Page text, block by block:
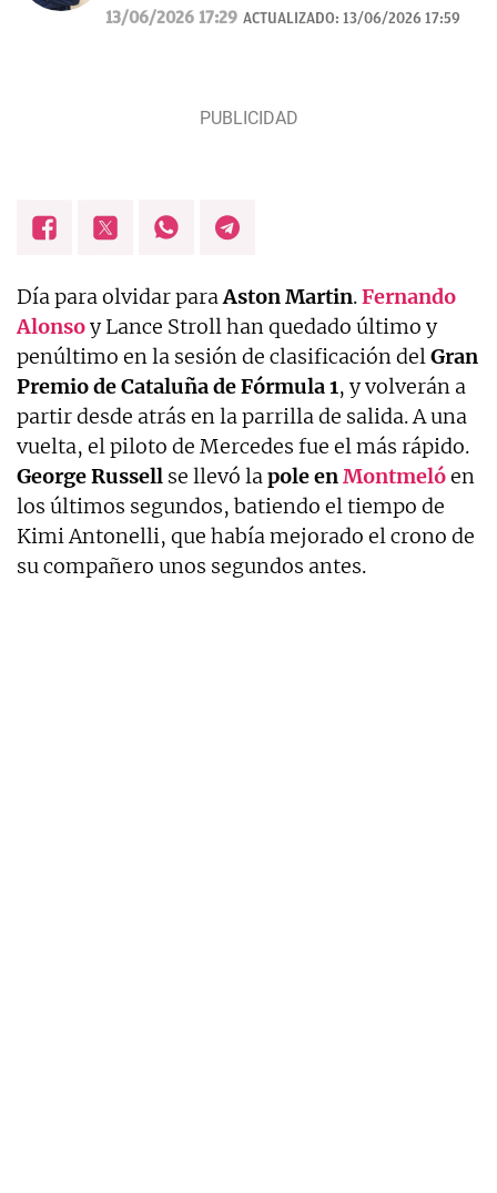
sobre pádel y NFL.
13/06/2026 17:29 ACTUALIZADO: 13/06/2026 17:59
Día para olvidar paraAston Martin.Fernando
Alonsoy Lance Stroll han quedado último y
penúltimo en la sesión de clasificación delGran
Premio de Cataluña de Fórmula 1, y volverán a
partir desde atrás en la parrilla de salida. A una
vuelta, el piloto de Mercedes fue el más rápido.
George Russell se llevó lapole enMontmelóen
los últimos segundos, batiendo el tiempo de
Kimi Antonelli, que había mejorado el crono de
su compañero unos segundos antes.